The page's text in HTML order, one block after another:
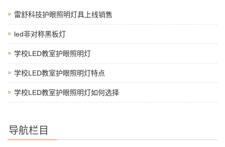
雷舒科技护眼照明灯具上线销售
led非对称黑板灯
学校LED教室护眼照明灯
学校LED教室护眼照明灯特点
学校LED教室护眼照明灯如何选择
导航栏目